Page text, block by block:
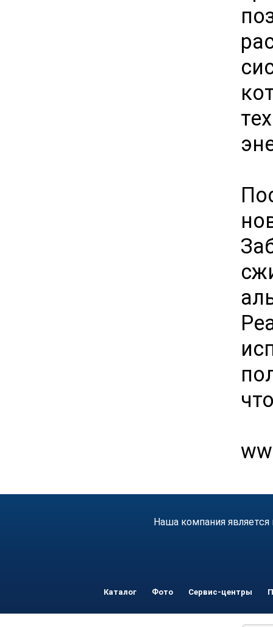
Наша компания
Каталог Фото Сервис-центры